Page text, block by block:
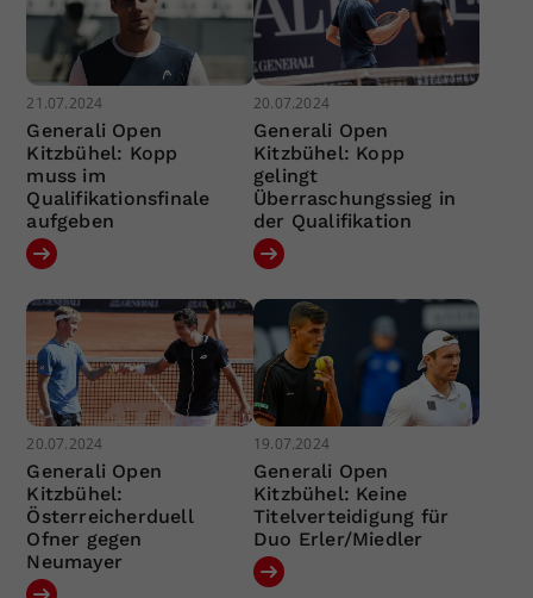
21.07.2024
Generali Open
Kitzbühel: Kopp
muss im
Qualifikationsfinale
aufgeben
20.07.2024
Generali Open
Kitzbühel: Kopp
gelingt
Überraschungssieg in
der Qualifikation
20.07.2024
Generali Open
Kitzbühel:
Österreicherduell
Ofner gegen
Neumayer
19.07.2024
Generali Open
Kitzbühel: Keine
Titelverteidigung für
Duo Erler/Miedler